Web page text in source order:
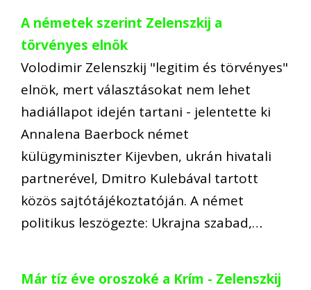
A németek szerint Zelenszkij a
törvényes elnök
Volodimir Zelenszkij "legitim és törvényes"
elnök, mert választásokat nem lehet
hadiállapot idején tartani - jelentette ki
Annalena Baerbock német
külügyminiszter Kijevben, ukrán hivatali
partnerével, Dmitro Kulebával tartott
közös sajtótájékoztatóján. A német
politikus leszögezte: Ukrajna szabad,…
Már tíz éve oroszoké a Krím - Zelenszkij